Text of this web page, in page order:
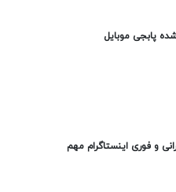
پابجی موبایل
و فوری اینستاگرام مهم